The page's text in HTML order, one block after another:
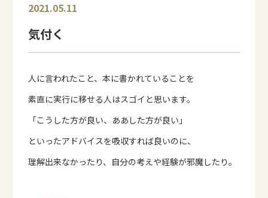
2021.05.11
気付く
人に言われたこと、本に書かれていることを
素直に実行に移せる人はスゴイと思います。
「こうした方が良い、ああした方が良い」
といったアドバイスを吸収すれば良いのに、
理解出来なかったり、自分の考えや経験が邪魔したり。